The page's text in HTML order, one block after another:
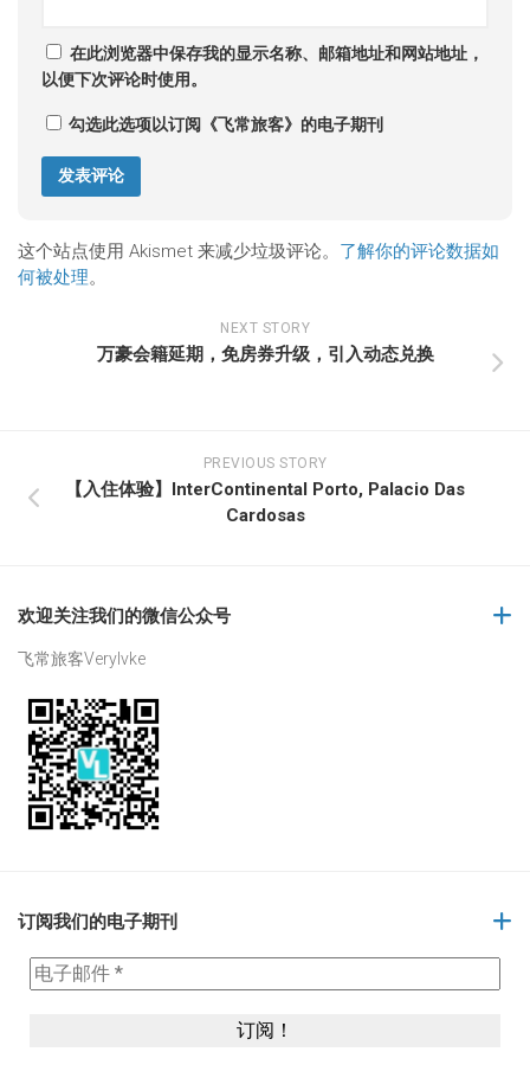
在此浏览器中保存我的显示名称、邮箱地址和网站地址，
以便下次评论时使用。
勾选此选项以订阅《飞常旅客》的电子期刊
这个站点使用 Akismet 来减少垃圾评论。 了解你的评论数据如
何被处理。
NEXT STORY
万豪会籍延期，免房券升级，引入动态兑换
PREVIOUS STORY
【入住体验】InterContinental Porto, Palacio Das
Cardosas
欢迎关注我们的微信公众号
飞常旅客Verylvke
订阅我们的电子期刊